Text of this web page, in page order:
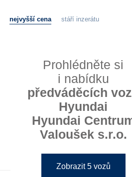
nejvyšší cena stáří inzerátu
Prohlédněte si
i nabídku
předváděcích
Hyundai
Hyundai
Valoušek s.r.o.
Zobrazit 5 vozů